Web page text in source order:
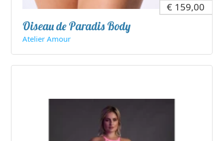
€ 159,00
Oiseau de Paradis Body
Atelier Amour